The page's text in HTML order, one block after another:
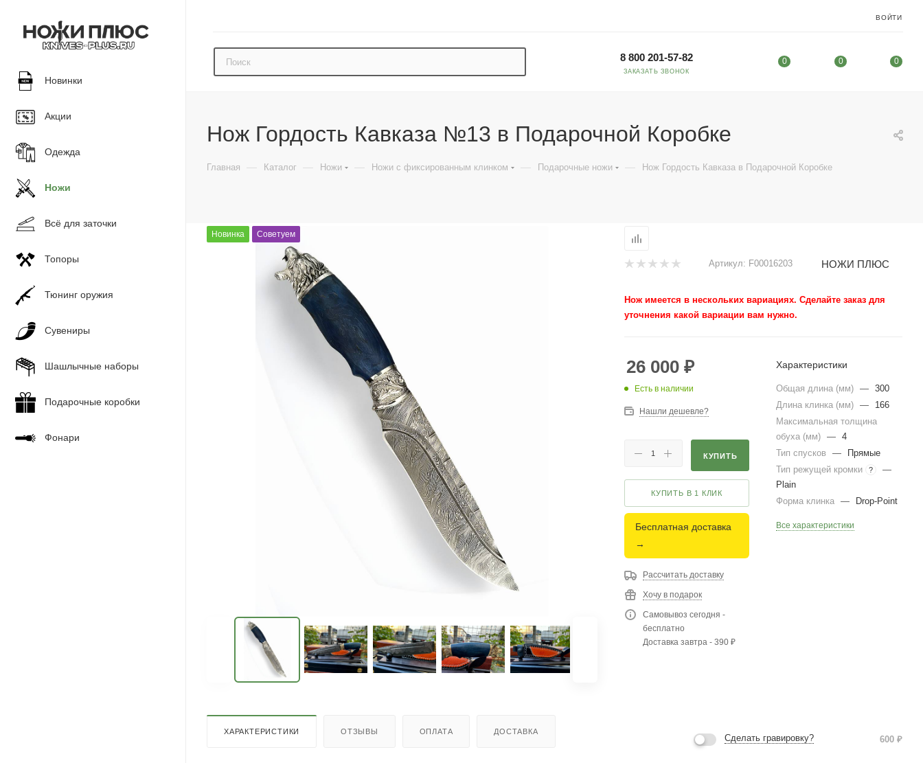
ВОЙТИ
8 800 201-57-82
ЗАКАЗАТЬ ЗВОНОК
0 0 0
Новинки
Акции
Одежда
Ножи
Всё для заточки
Топоры
Тюнинг оружия
Сувениры
Шашлычные наборы
Подарочные коробки
Фонари
Нож Гордость Кавказа №13 в Подарочной Коробке
Главная — Каталог — Ножи — Ножи с фиксированным клинком — Подарочные ножи — Нож Гордость Кавказа в Подарочной Коробке
Новинка Советуем
Артикул: F00016203 НОЖИ ПЛЮС
Нож имеется в нескольких вариациях. Сделайте заказ для
уточнения какой вариации вам нужно.
26 000₽
Есть в наличии
Нашли дешевле?
КУПИТЬ
КУПИТЬ В 1 КЛИК
Бесплатная доставка
→
Рассчитать доставку
Хочу в подарок
Самовывоз сегодня -
бесплатно
Доставка завтра - 390 ₽
Характеристики
Общая длина (мм) —
300
Длина клинка (мм)
—
166
Максимальная толщина
обуха (мм)
—
4
Тип спусков
—
Прямые
Тип режущей кромки
?
—
Plain
Форма клинка
— Drop-Point
Все характеристики
ХАРАКТЕРИСТИКИ ОТЗЫВЫ ОПЛАТА ДОСТАВКА
Сделать гравировку? 600 ₽